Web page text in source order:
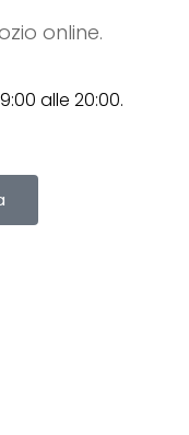
online.
alle 20:00.